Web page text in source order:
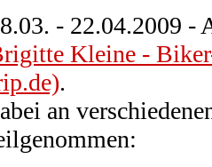
- 22.04.2009 -
Kleine -
.
an